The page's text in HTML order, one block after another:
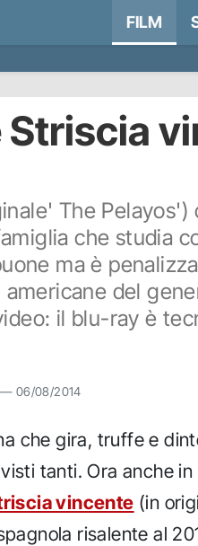
FILM
Striscia
The Pelayos')
che studia
ma è
del
il blu-ray è
— 06/08/2014
che gira, truffe e
tanti. Ora anche
vincente (in
risalente al